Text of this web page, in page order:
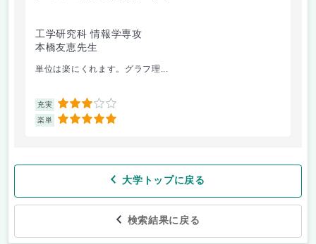
工学研究科 情報学専攻
本橋友恵先生
単位は楽にくれます。グラフ理...
充実 3
楽単 5
大学トップに戻る
検索結果に戻る